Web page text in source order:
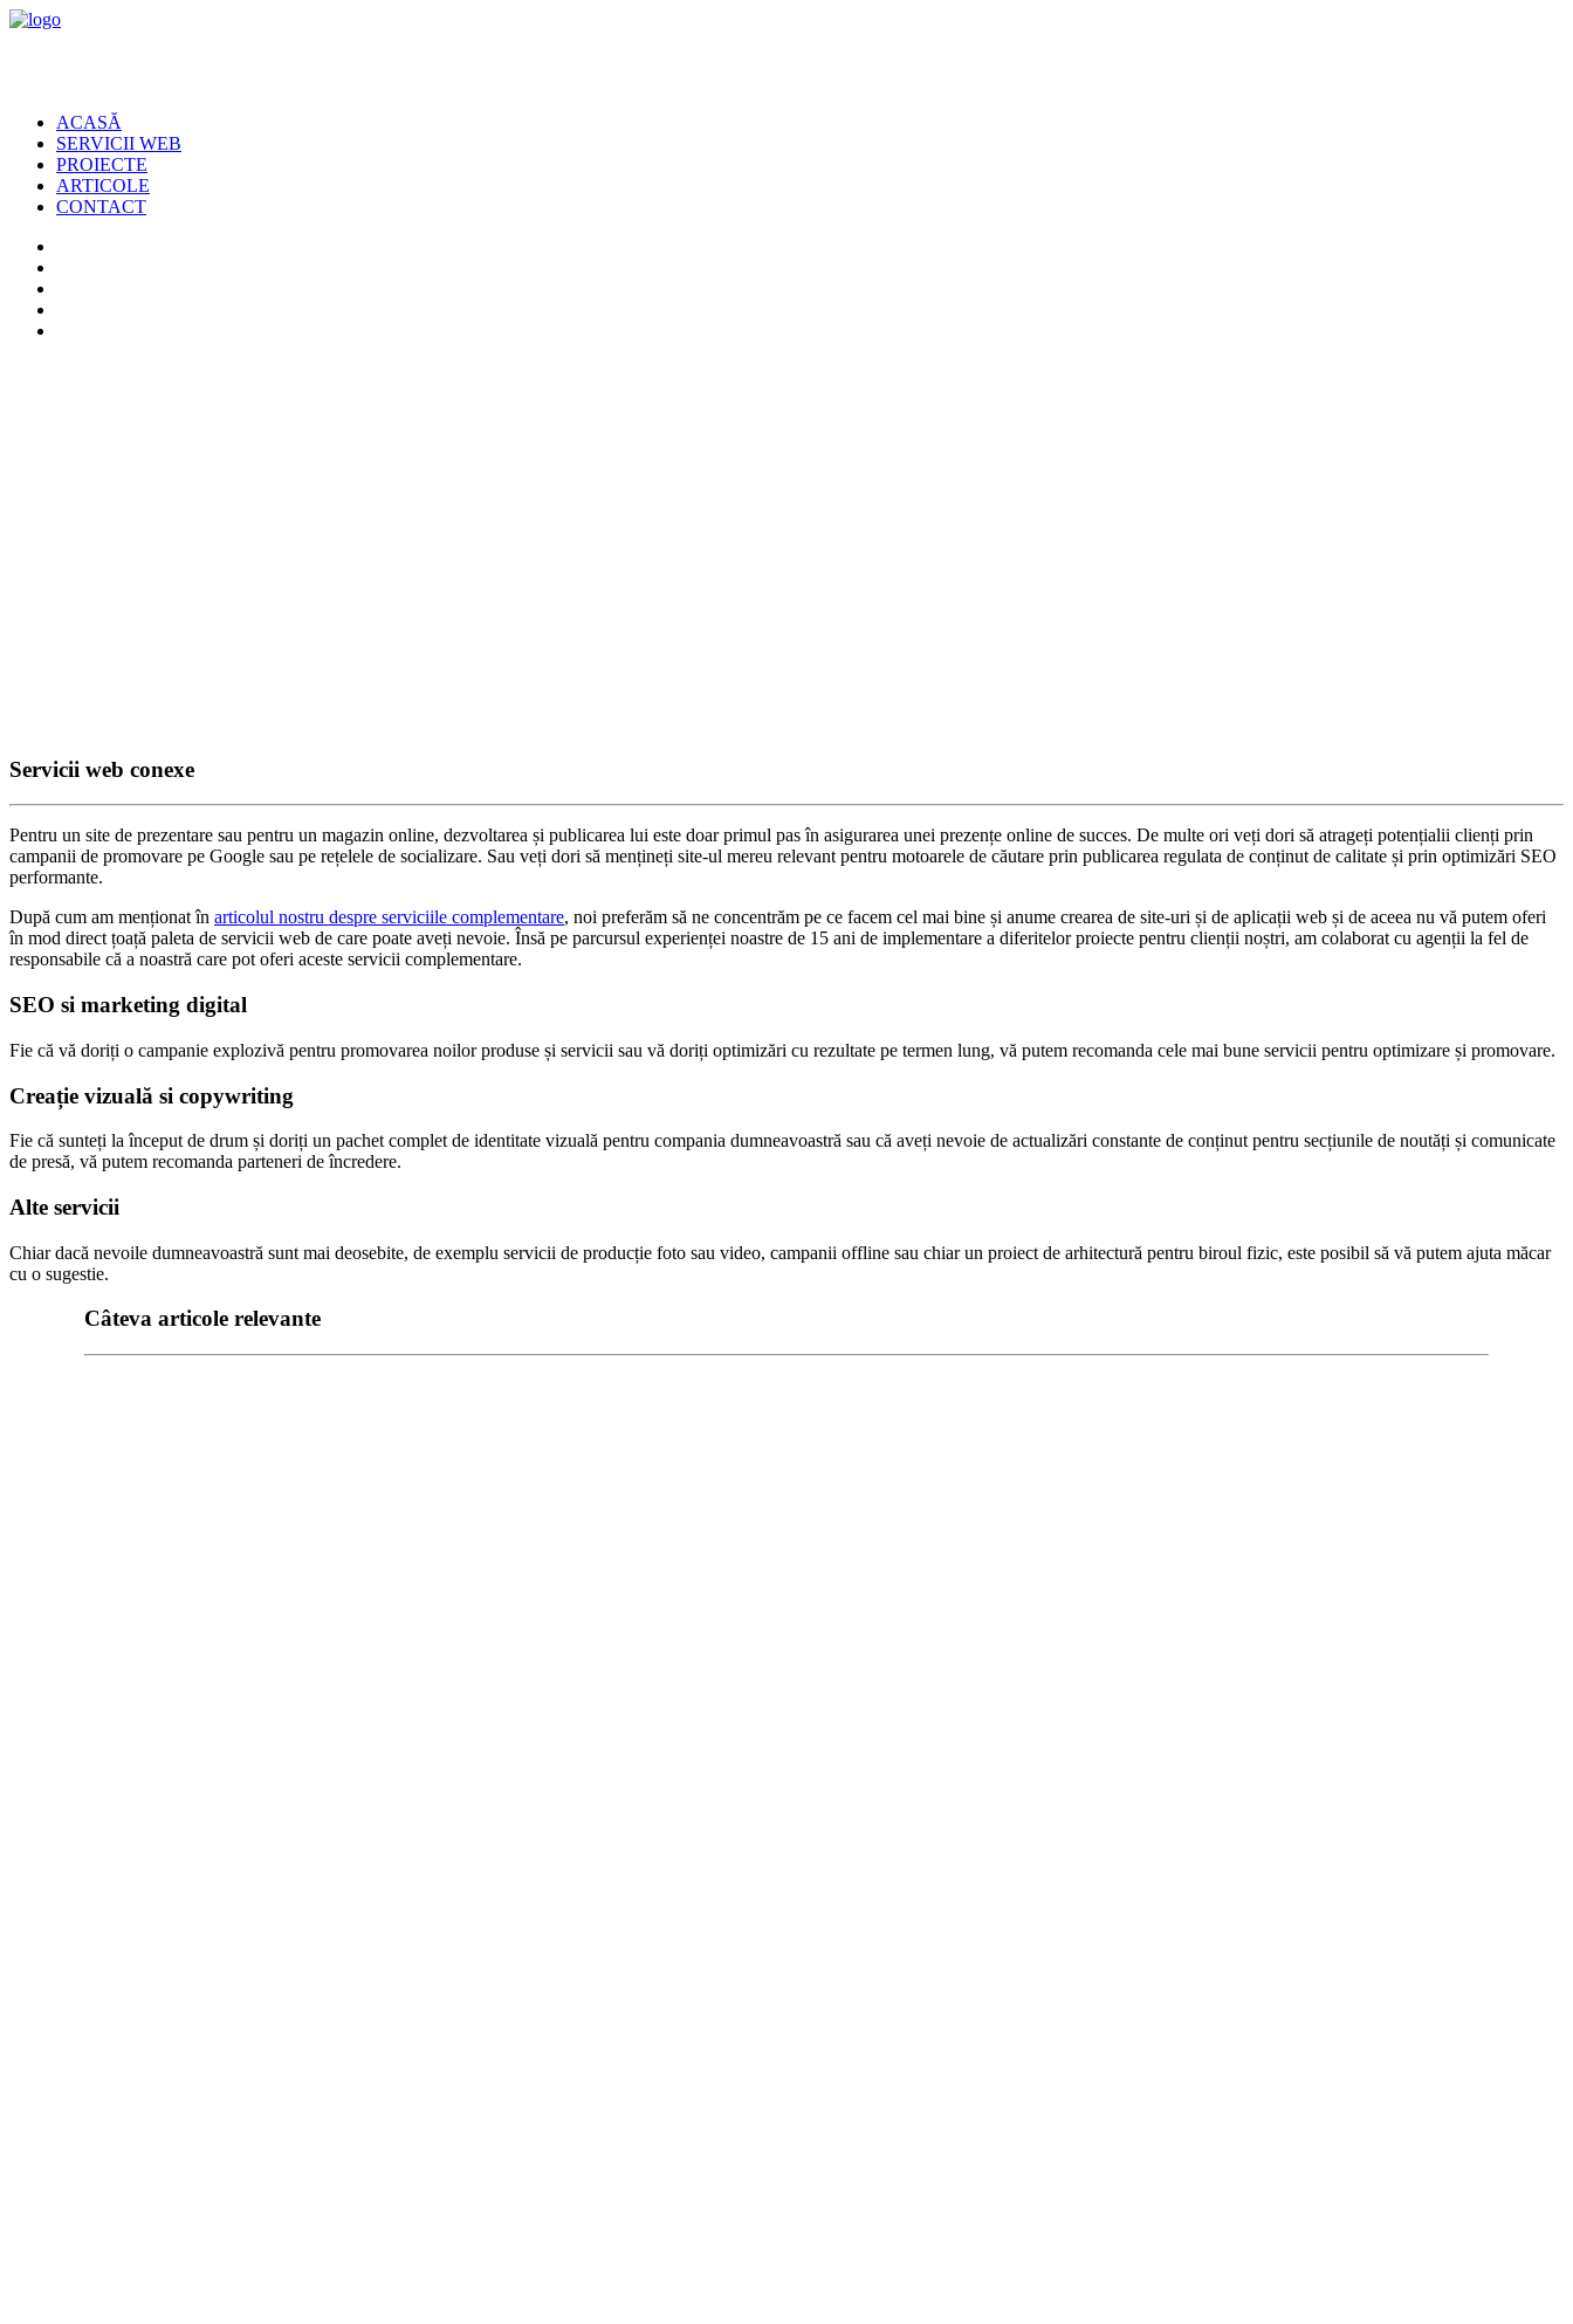
ACASĂ
SERVICII WEB
PROIECTE
ARTICOLE
CONTACT
Servicii web conexe
Pentru un site de prezentare sau pentru un magazin online, dezvoltarea și publicarea lui este doar primul pas în asigurarea unei prezențe online de succes. De multe ori veți dori să atrageți potențialii clienți prin
campanii de promovare pe Google sau pe rețelele de socializare. Sau veți dori să mențineți site-ul mereu relevant pentru motoarele de căutare prin publicarea regulata de conținut de calitate și prin optimizări SEO
performante.
După cum am menționat în articolul nostru despre serviciile complementare, noi preferăm să ne concentrăm pe ce facem cel mai bine și anume crearea de site-uri și de aplicații web și de aceea nu vă putem oferi
în mod direct țoață paleta de servicii web de care poate aveți nevoie. Însă pe parcursul experienței noastre de 15 ani de implementare a diferitelor proiecte pentru clienții noștri, am colaborat cu agenții la fel de
responsabile că a noastră care pot oferi aceste servicii complementare.
SEO si marketing digital
Fie că vă doriți o campanie explozivă pentru promovarea noilor produse și servicii sau vă doriți optimizări cu rezultate pe termen lung, vă putem recomanda cele mai bune servicii pentru optimizare și promovare.
Creație vizuală si copywriting
Fie că sunteți la început de drum și doriți un pachet complet de identitate vizuală pentru compania dumneavoastră sau că aveți nevoie de actualizări constante de conținut pentru secțiunile de noutăți și comunicate
de presă, vă putem recomanda parteneri de încredere.
Alte servicii
Chiar dacă nevoile dumneavoastră sunt mai deosebite, de exemplu servicii de producție foto sau video, campanii offline sau chiar un proiect de arhitectură pentru biroul fizic, este posibil să vă putem ajuta măcar
cu o sugestie.
Câteva articole relevante